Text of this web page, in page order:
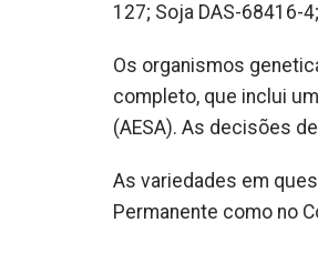
127; Soja DAS-68416-
Os organismos
completo, que inclui
(AESA). As decisões
As variedades em
Permanente como no